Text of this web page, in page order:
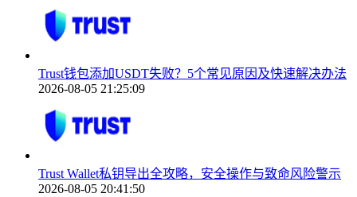
Trust钱包添加USDT失败？5个常见原因及快速解决办法
2026-08-05 21:25:09
Trust Wallet私钥导出全攻略，安全操作与致命风险警示
2026-08-05 20:41:50